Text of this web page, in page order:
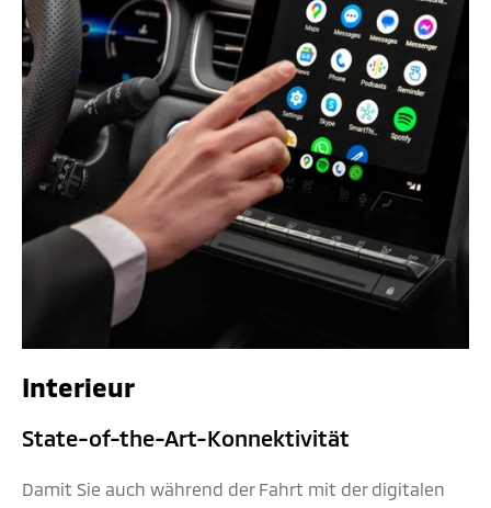
Interieur
State-of-the-Art-Konnektivität
Damit Sie auch während der Fahrt mit der digitalen